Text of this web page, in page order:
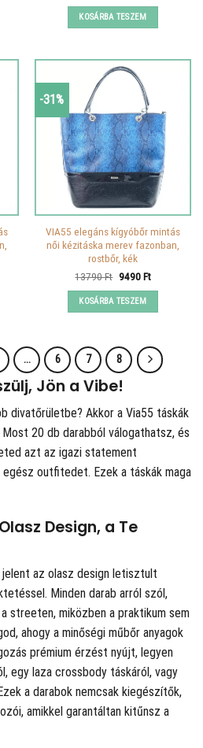
was:
11890 Ft.
KOSÁRBA TESZEM
-31%
VIA55 elegáns kígyóbőr mintás
női kézitáska merev fazonban,
rostbőr, kék
13790Ft Original
was:
13790 Ft.
9490FtCurrent
KOSÁRBA TESZEM
… 6 7 8
Jön a Vibe!
divatőrületbe? Akkor a Via55 táskák
20 db darabból válogathatsz, és
azt az igazi statement
outfitedet. Ezek a táskák maga
Design, a Te
az olasz design letisztult
Minden darab arról szól,
streeten, miközben a praktikum sem
ahogy a minőségi műbőr anyagok
prémium érzést nyújt, legyen
egy laza crossbody táskáról, vagy
a darabok nemcsak kiegészítők,
amikkel garantáltan kitűnsz a